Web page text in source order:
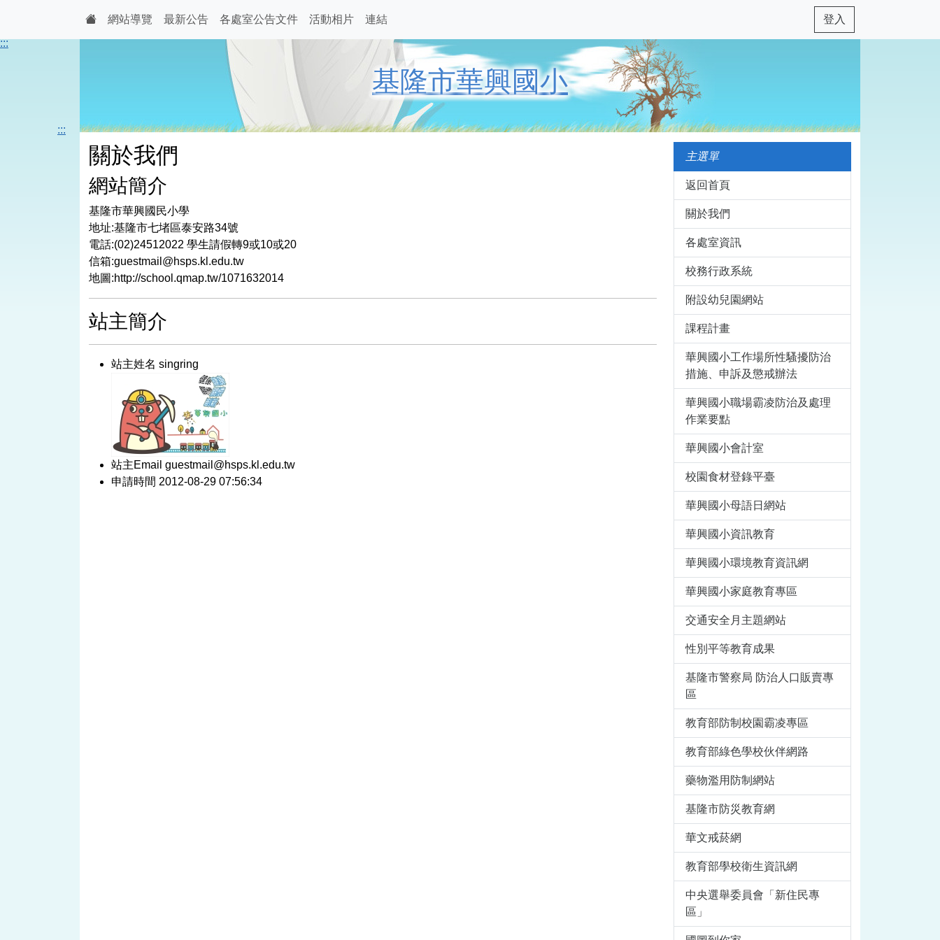
:::
網站導覽 最新公告 各處室公告文件 活動相片 連結 登入
基隆市華興國小
:::
關於我們
網站簡介
基隆市華興國民小學
地址:基隆市七堵區泰安路34號
電話:(02)24512022 學生請假轉9或10或20
信箱:guestmail@hsps.kl.edu.tw
地圖:http://school.qmap.tw/1071632014
站主簡介
站主姓名 singring
站主Email guestmail@hsps.kl.edu.tw
申請時間 2012-08-29 07:56:34
主選單
返回首頁
關於我們
各處室資訊
校務行政系統
附設幼兒園網站
課程計畫
華興國小工作場所性騷擾防治
措施、申訴及懲戒辦法
華興國小職場霸凌防治及處理
作業要點
華興國小會計室
校園食材登錄平臺
華興國小母語日網站
華興國小資訊教育
華興國小環境教育資訊網
華興國小家庭教育專區
交通安全月主題網站
性別平等教育成果
基隆市警察局 防治人口販賣專
區
教育部防制校園霸凌專區
教育部綠色學校伙伴網路
藥物濫用防制網站
基隆市防災教育網
華文戒菸網
教育部學校衛生資訊網
中央選舉委員會「新住民專
區」